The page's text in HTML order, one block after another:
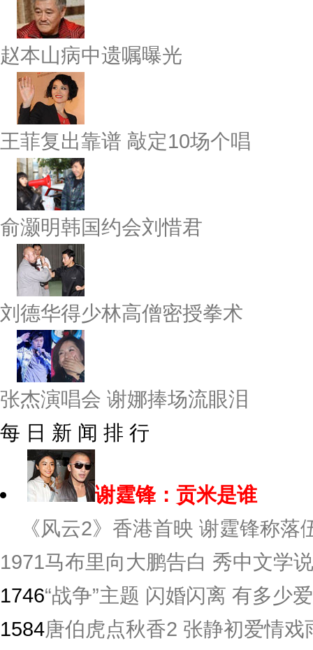
赵本山病中遗嘱曝光
王菲复出靠谱 敲定10场个唱
俞灏明韩国约会刘惜君
刘德华得少林高僧密授拳术
张杰演唱会 谢娜捧场流眼泪
每 日 新 闻 排 行
谢霆锋：贡米是谁
《风云2》香港首映 谢霆锋称
1971马布里向大鹏告白 秀中文学
1746“战争”主题 闪婚闪离 有多少
1584唐伯虎点秋香2 张静初爱情戏